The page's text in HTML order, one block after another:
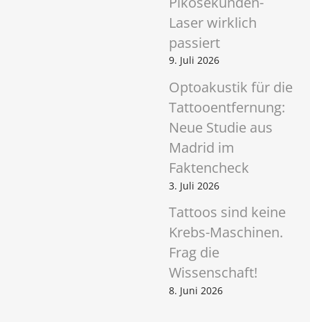
Laser wirklich
passiert
9. Juli 2026
Optoakustik für die
Tattooentfernung:
Neue Studie aus
Madrid im
Faktencheck
3. Juli 2026
Tattoos sind keine
Krebs-Maschinen.
Frag die
Wissenschaft!
8. Juni 2026